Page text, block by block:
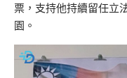
票，支持他持續留任立
園。